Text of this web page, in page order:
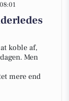
koble af,
Men
mere end